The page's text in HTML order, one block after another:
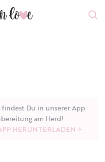
Du in unserer App
am Herd!
HERUNTERLADEN >